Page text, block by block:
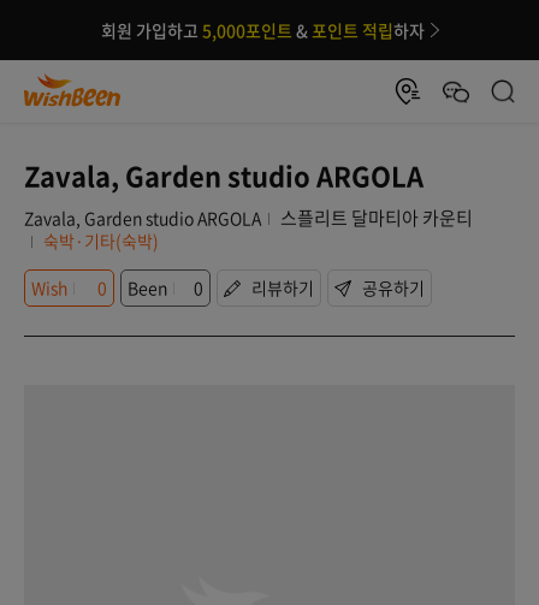
회원 가입하고 5,000포인트 &포인트 적립하자
Zavala, Garden studio ARGOLA
Zavala, Garden studio ARGOLA 스플리트 달마티아 카운티
숙박·기타(숙박)
Wish
0 Been 0 리뷰하기 공유하기